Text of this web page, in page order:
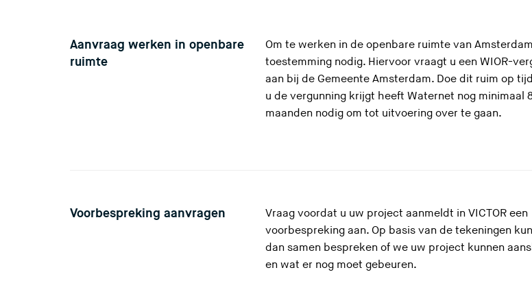
Aanvraag werken in openbare
ruimte
Om te werken in de openbare ruimte van
toestemming nodig. Hiervoor vraagt u een WIOR-
aan bij de Gemeente Amsterdam. Doe dit ruim op
u de vergunning krijgt heeft Waternet nog minimaal
maanden nodig om tot uitvoering over te gaan.
Voorbespreking aanvragen
Vraag voordat u uw project aanmeldt in VICTOR een
voorbespreking aan. Op basis van de tekeningen
dan samen bespreken of we uw project kunnen
en wat er nog moet gebeuren.